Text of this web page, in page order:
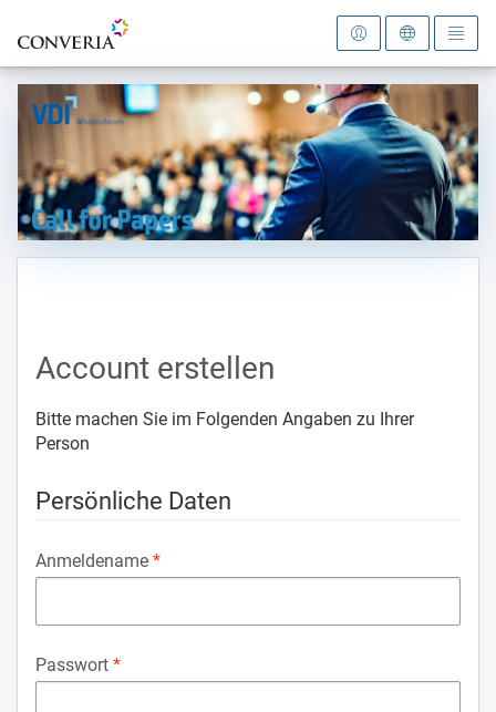
Zur Startseite
Account erstellen
Bitte machen Sie im Folgenden Angaben zu Ihrer
Person
Persönliche Daten
Anmeldename
Passwort